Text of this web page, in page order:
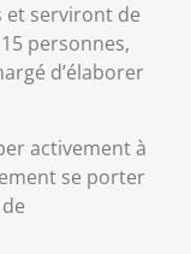
et serviront de
personnes,
d’élaborer
activement à
se porter